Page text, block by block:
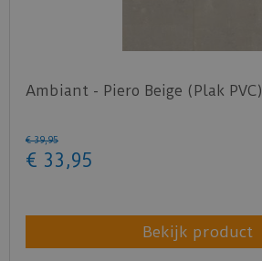
Ambiant - Piero Beige (Plak PVC)
€ 39,95
€ 33 ,95
Bekijk product